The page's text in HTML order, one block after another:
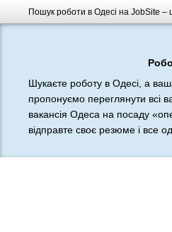
Пошук роботи в Одесі на JobSite –
Шукаєте роботу в Одесі, а
пропонуємо переглянути всі
вакансія Одеса на посаду
відправте своє резюме і все